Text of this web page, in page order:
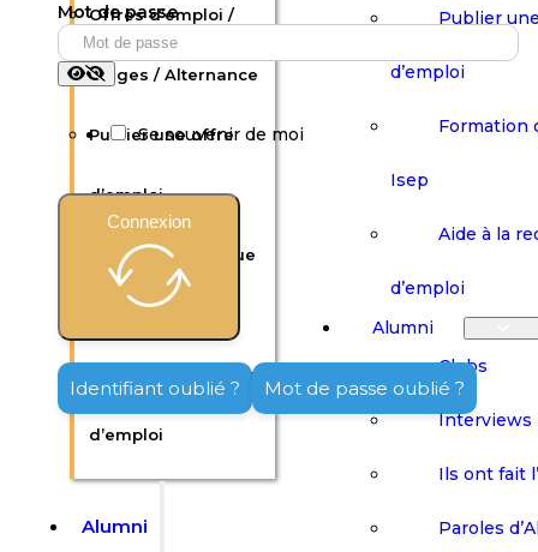
Offres d’emploi /
Stages / Alternance
Publier une offre
d’emploi
Formation continue
Aide à la recherche
d’emploi
Alumni
Publier
d’emploi
Formation
Isep
Aide à la
d’emploi
Alumni
Clubs
Interviews
Ils ont fait
Paroles
Mot de passe
Se souvenir de moi
Connexion
Identifiant oublié ? Mot de passe oublié ?